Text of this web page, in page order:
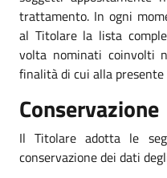
trattamento. In ogni
al Titolare la lista
volta nominati coinvolti
finalità di cui alla
Conservazione
Il Titolare adotta le
conservazione dei dati